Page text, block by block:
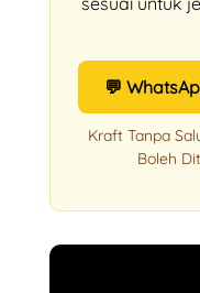
💬
Kraft Tanpa
Boleh